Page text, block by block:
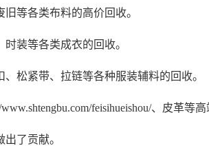
等各类布料的高价回收。
装等各类成衣的回收。
松紧带、拉链等各种服装辅料的回收。
www.shtengbu.com/feisihueishou/、皮革等
了贡献。